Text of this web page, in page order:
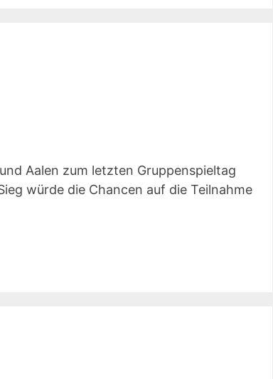
Aalen zum letzten Gruppenspieltag
würde die Chancen auf die Teilnahme